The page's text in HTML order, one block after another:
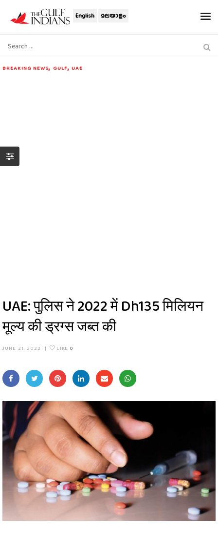
English മലയാളം
BREAKING NEWS, GULF,UAE
UAE: पुलिस ने 2022 में Dh135 मिलियन
मूल्य की ड्रग्स जब्त की
JUNE 21, 2022 | LIKE 0